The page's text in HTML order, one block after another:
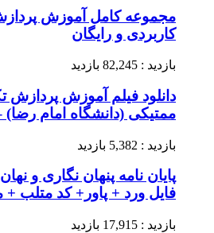
مجموعه کامل آموزش
کاربردی و رایگان
بازدید : 82,245 بازدید
دانلود فیلم آموزش پردازش
ممتیکی (دانشگاه امام رضا)
بازدید : 5,382 بازدید
پایان نامه پنهان نگاری و
فایل ورد + پاور+ کد متلب +
بازدید : 17,915 بازدید